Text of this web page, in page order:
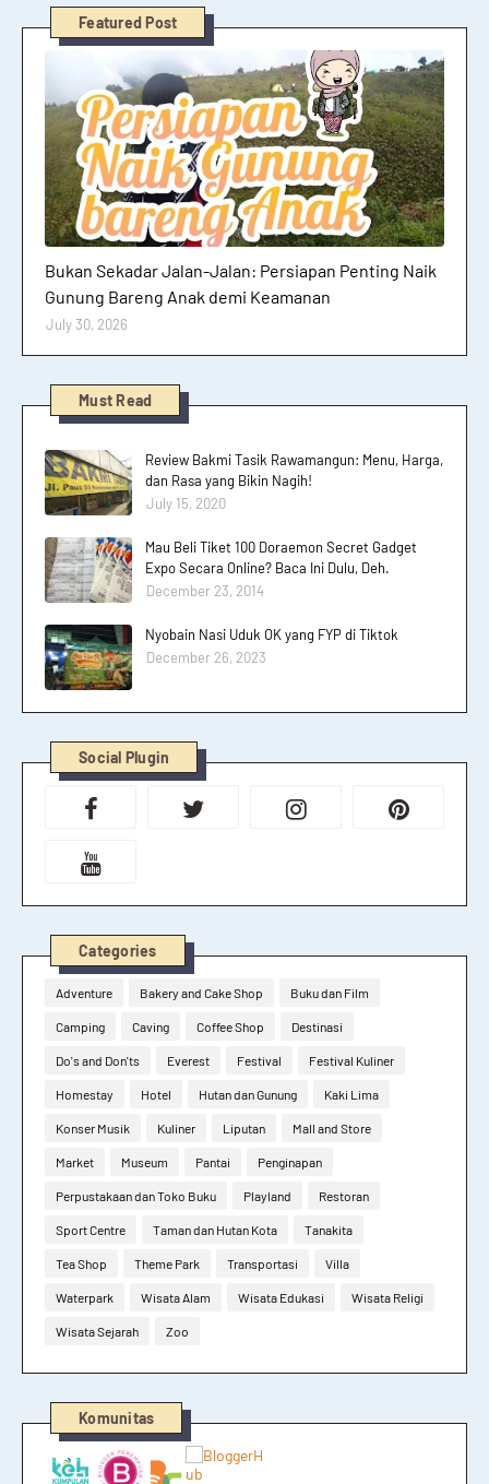
Featured Post
Bukan Sekadar Jalan-Jalan: Persiapan Penting Naik
Gunung Bareng Anak demi Keamanan
July 30, 2026
Must Read
Review Bakmi Tasik Rawamangun: Menu, Harga,
dan Rasa yang Bikin Nagih!
July 15, 2020
Mau Beli Tiket 100 Doraemon Secret Gadget
Expo Secara Online? Baca Ini Dulu, Deh.
December 23, 2014
Nyobain Nasi Uduk OK yang FYP di Tiktok
December 26, 2023
Social Plugin
Categories
Adventure Bakery and Cake Shop Buku dan Film
Camping Caving Coffee Shop Destinasi
Do's and Don'ts Everest Festival Festival Kuliner
Homestay Hotel Hutan dan Gunung Kaki Lima
Konser Musik Kuliner Liputan Mall and Store
Market Museum Pantai Penginapan
Perpustakaan dan Toko Buku Playland Restoran
Sport Centre Taman dan Hutan Kota Tanakita
Tea Shop Theme Park Transportasi Villa
Waterpark Wisata Alam Wisata Edukasi Wisata Religi
Wisata Sejarah Zoo
Komunitas